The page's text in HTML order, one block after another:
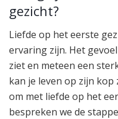
gezicht?
Liefde op het eerste
ervaring zijn. Het
ziet en meteen een
kan je leven op zijn
om met liefde op het
bespreken we de